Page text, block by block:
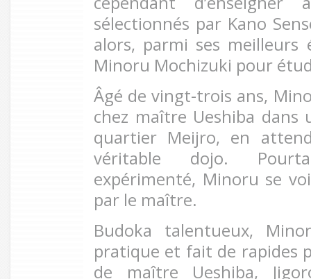
sélectionnés par Kano
alors, parmi ses meilleurs
Minoru Mochizuki pour
Âgé de vingt-trois ans,
chez maître Ueshiba dans
quartier Meijro, en
véritable dojo.
expérimenté, Minoru se
par le maître.
Budoka talentueux,
pratique et fait de rapides
de maître Ueshiba,